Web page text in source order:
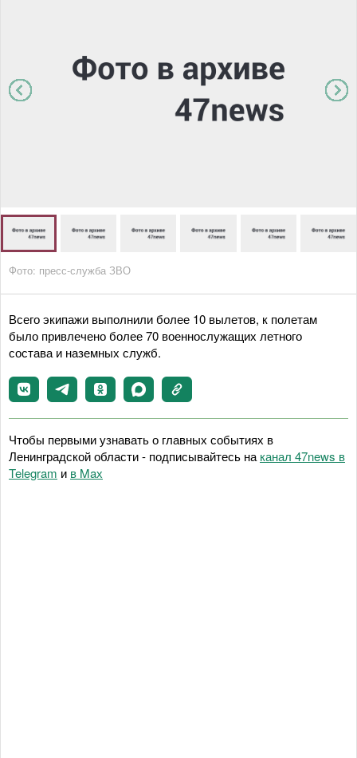
Фото: пресс-служба ЗВО
Всего экипажи выполнили более 10 вылетов, к полетам
было привлечено более 70 военнослужащих летного
состава и наземных служб.
Чтобы первыми узнавать о главных событиях в
Ленинградской области - подписывайтесь на канал 47news в
Telegram и в Maх